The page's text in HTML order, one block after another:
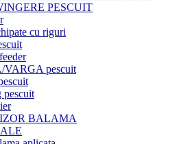
PESCUIT
cu riguri
pescuit
pescuit
BALAMA